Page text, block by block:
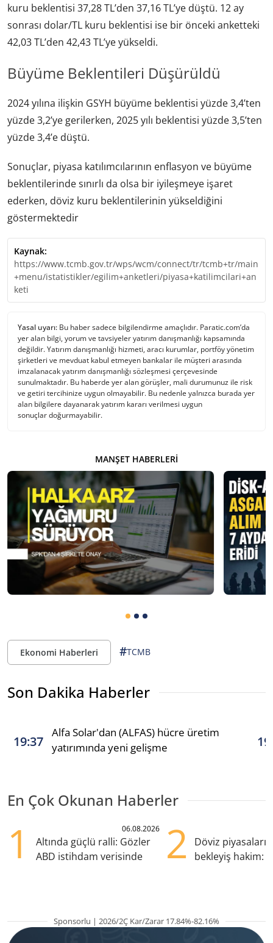
kuru beklentisi 37,28 TL’den 37,16 TL’ye düştü. 12 ay
sonrası dolar/TL kuru beklentisi ise bir önceki anketteki
42,03 TL’den 42,43 TL’ye yükseldi.
Büyüme Beklentileri Düşürüldü
2024 yılına ilişkin GSYH büyüme beklentisi yüzde 3,4’ten
yüzde 3,2’ye gerilerken, 2025 yılı beklentisi yüzde 3,5’ten
yüzde 3,4’e düştü.
Sonuçlar, piyasa katılımcılarının enflasyon ve büyüme
beklentilerinde sınırlı da olsa bir iyileşmeye işaret
ederken, döviz kuru beklentilerinin yükseldiğini
göstermektedir​
Kaynak:
https://www.tcmb.gov.tr/wps/wcm/connect/tr/tcmb+tr/main
+menu/istatistikler/egilim+anketleri/piyasa+katilimcilari+an
keti
Yasal uyarı: Bu haber sadece bilgilendirme amaçlıdır. Paratic.com’da
yer alan bilgi, yorum ve tavsiyeler yatırım danışmanlığı kapsamında
değildir. Yatırım danışmanlığı hizmeti, aracı kurumlar, portföy yönetim
şirketleri ve mevduat kabul etmeyen bankalar ile müşteri arasında
imzalanacak yatırım danışmanlığı sözleşmesi çerçevesinde
sunulmaktadır. Bu haberde yer alan görüşler, mali durumunuz ile risk
ve getiri tercihinize uygun olmayabilir. Bu nedenle yalnızca burada yer
alan bilgilere dayanarak yatırım kararı verilmesi uygun
sonuçlar doğurmayabilir.
MANŞET HABERLERI
Ekonomi Haberleri #TCMB
Son Dakika Haberler
19:37
Alfa Solar'dan (ALFAS) hücre üretim
yatırımında yeni gelişme
En Çok Okunan Haberler
1 06.08.2026
Altında güçlü ralli: Gözler
ABD istihdam verisinde
2
Döviz
bekleyiş hakim:
Sponsorlu | 2026/2Ç Kar/Zarar 17.84%-82.16%